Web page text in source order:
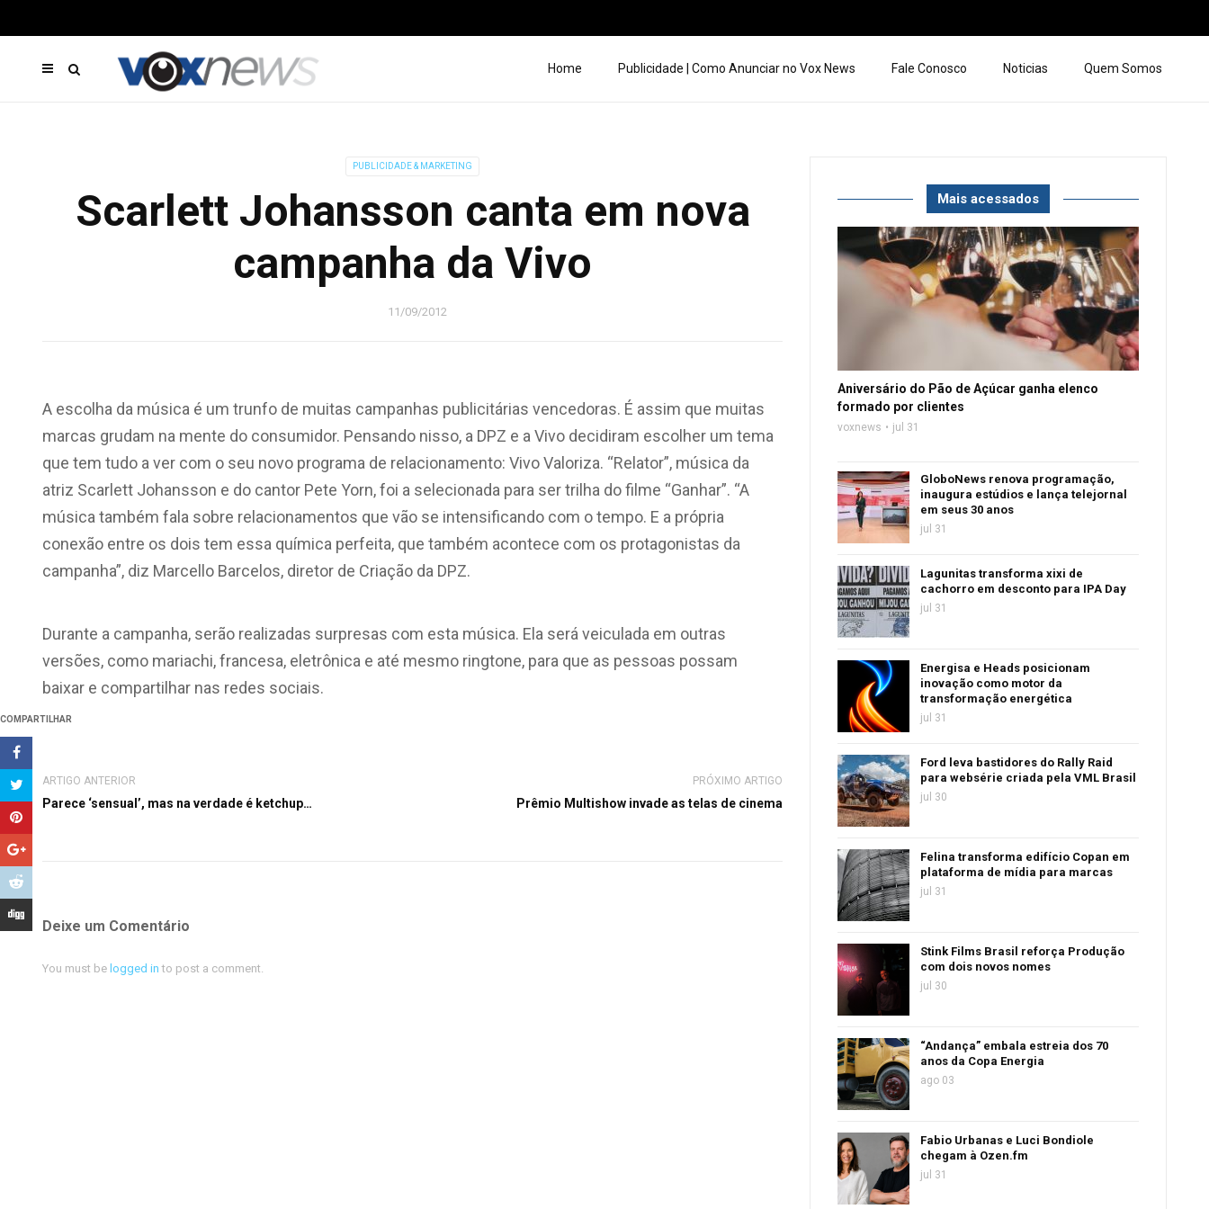
Home Publicidade | Como Anunciar no Vox News Fale Conosco Noticias Quem Somos
PUBLICIDADE & MARKETING
Scarlett Johansson canta em nova
campanha da Vivo
11/09/2012
COMPARTILHAR
A escolha da música é um trunfo de muitas campanhas publicitárias vencedoras. É assim que muitas
marcas grudam na mente do consumidor. Pensando nisso, a DPZ e a Vivo decidiram escolher um tema
que tem tudo a ver com o seu novo programa de relacionamento: Vivo Valoriza. “Relator”, música da
atriz Scarlett Johansson e do cantor Pete Yorn, foi a selecionada para ser trilha do filme “Ganhar”. “A
música também fala sobre relacionamentos que vão se intensificando com o tempo. E a própria
conexão entre os dois tem essa química perfeita, que também acontece com os protagonistas da
campanha”, diz Marcello Barcelos, diretor de Criação da DPZ.
Durante a campanha, serão realizadas surpresas com esta música. Ela será veiculada em outras
versões, como mariachi, francesa, eletrônica e até mesmo ringtone, para que as pessoas possam
baixar e compartilhar nas redes sociais.
ARTIGO ANTERIOR
Parece ‘sensual’, mas na verdade é ketchup…
PRÓXIMO ARTIGO
Prêmio Multishow invade as telas de cinema
Deixe um Comentário
You must be logged in to post a comment.
Mais acessados
Aniversário do Pão de Açúcar ganha elenco
formado por clientes
voxnews jul 31
GloboNews renova programação,
inaugura estúdios e lança telejornal
em seus 30 anos
jul 31
Lagunitas transforma xixi de
cachorro em desconto para IPA Day
jul 31
Energisa e Heads posicionam
inovação como motor da
transformação energética
jul 31
Ford leva bastidores do Rally Raid
para websérie criada pela VML Brasil
jul 30
Felina transforma edifício Copan em
plataforma de mídia para marcas
jul 31
Stink Films Brasil reforça Produção
com dois novos nomes
jul 30
“Andança” embala estreia dos 70
anos da Copa Energia
ago 03
Fabio Urbanas e Luci Bondiole
chegam à Ozen.fm
jul 31